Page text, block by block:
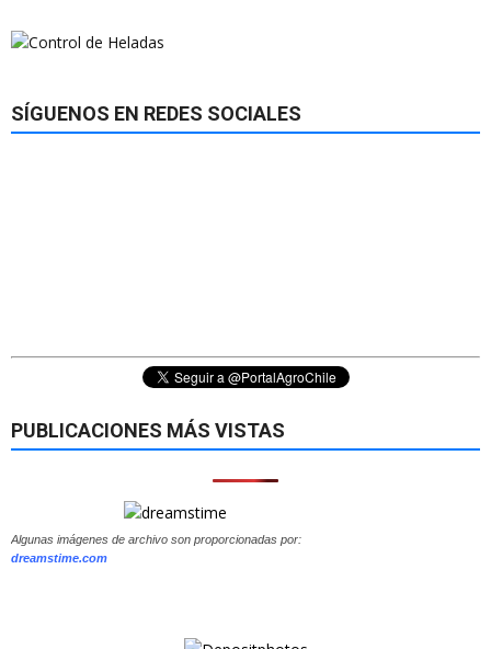
SÍGUENOS EN REDES SOCIALES
PUBLICACIONES MÁS VISTAS
Algunas imágenes de archivo son proporcionadas por:
dreamstime.com